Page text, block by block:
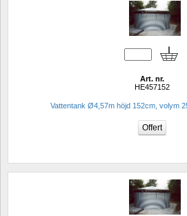
Art. nr.
HE457152
Vattentank Ø4,57m höjd 152cm, volym